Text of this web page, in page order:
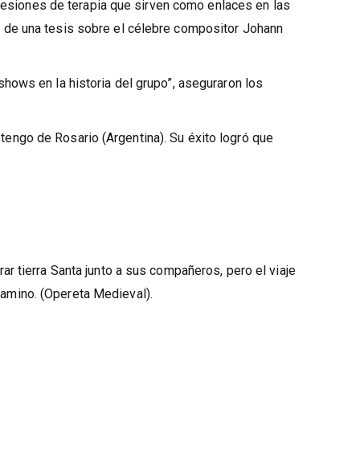
de terapia que sirven como enlaces en las
una tesis sobre el célebre compositor Johann
en la historia del grupo”, aseguraron los
de Rosario (Argentina). Su éxito logró que
tierra Santa junto a sus compañeros, pero el viaje
(Opereta Medieval).